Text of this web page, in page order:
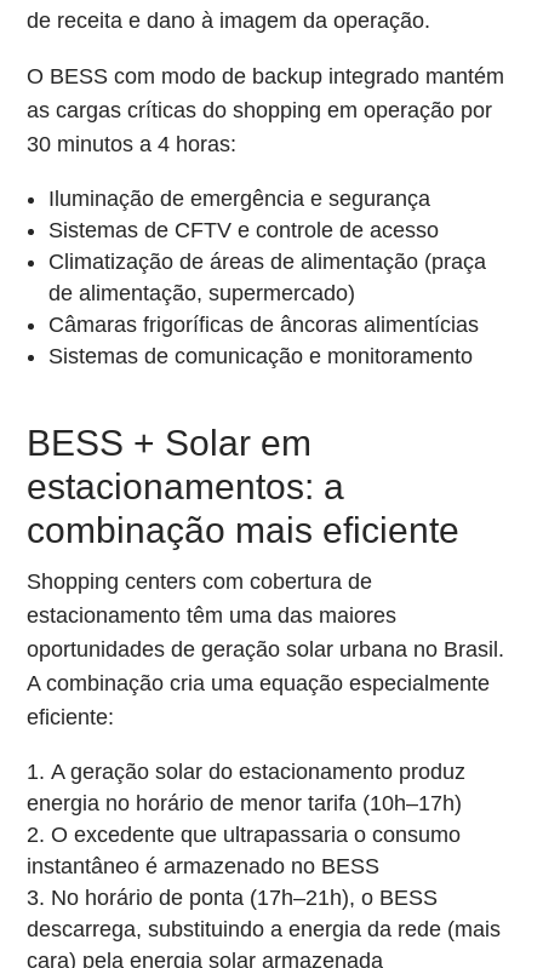
de receita e dano à imagem da operação.
O BESS com modo de backup integrado mantém
as cargas críticas do shopping em operação por
30 minutos a 4 horas:
Iluminação de emergência e segurança
Sistemas de CFTV e controle de acesso
Climatização de áreas de alimentação (praça
de alimentação, supermercado)
Câmaras frigoríficas de âncoras alimentícias
Sistemas de comunicação e monitoramento
BESS + Solar em
estacionamentos: a
combinação mais eficiente
Shopping centers com cobertura de
estacionamento têm uma das maiores
oportunidades de geração solar urbana no Brasil.
A combinação cria uma equação especialmente
eficiente:
A geração solar do estacionamento produz
energia no horário de menor tarifa (10h–17h)
O excedente que ultrapassaria o consumo
instantâneo é armazenado no BESS
No horário de ponta (17h–21h), o BESS
descarrega, substituindo a energia da rede (mais
cara) pela energia solar armazenada